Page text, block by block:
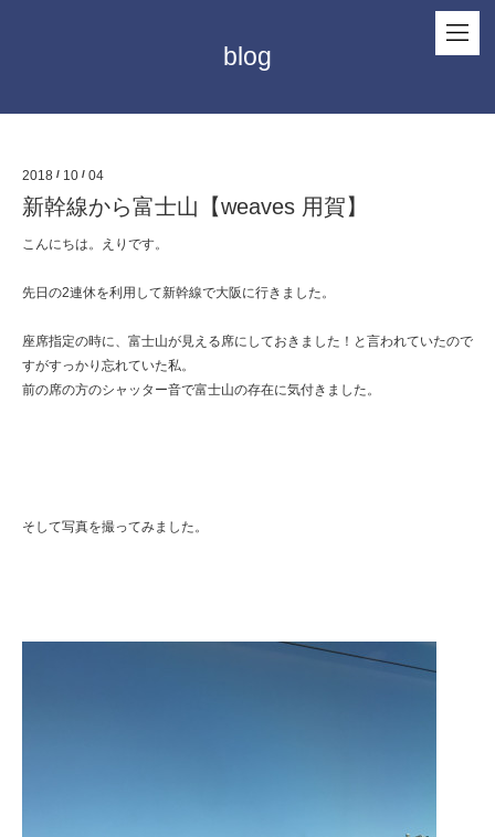
blog
2018 / 10 / 04
新幹線から富士山【weaves 用賀】
こんにちは。えりです。
先日の2連休を利用して新幹線で大阪に行きました。
座席指定の時に、富士山が見える席にしておきました！と言われていたので
すがすっかり忘れていた私。
前の席の方のシャッター音で富士山の存在に気付きました。
そして写真を撮ってみました。